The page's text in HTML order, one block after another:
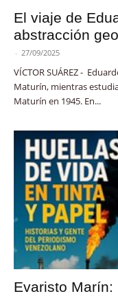
El viaje de
abstracción
- 27/09/2025
VÍCTOR SUÁREZ -
Maturín, mientras
Maturín en 1945. En...
Evaristo